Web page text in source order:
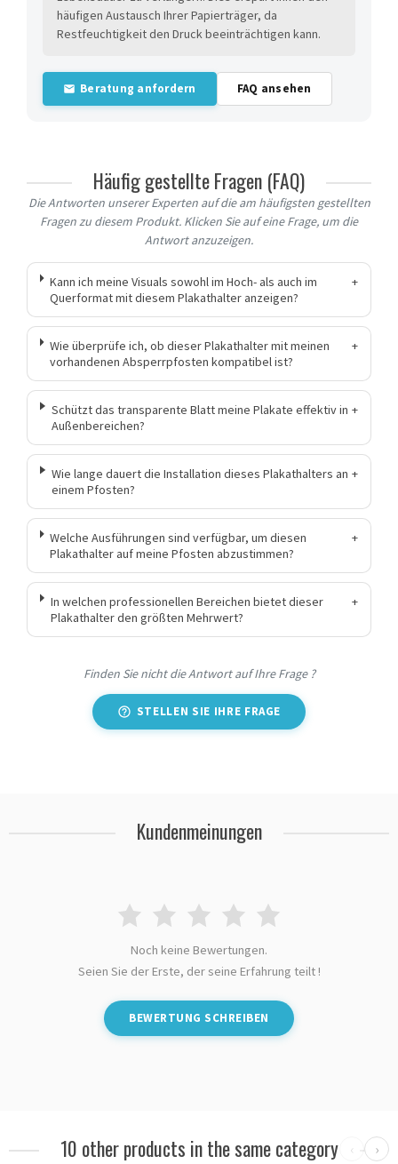
häufigen Austausch Ihrer Papierträger, da
Restfeuchtigkeit den Druck beeinträchtigen kann.
Beratung anfordern FAQ ansehen
Häufig gestellte Fragen (FAQ)
Die Antworten unserer Experten auf die am häufigsten gestellten
Fragen zu diesem Produkt. Klicken Sie auf eine Frage, um die
Antwort anzuzeigen.
Kann ich meine Visuals sowohl im Hoch- als auch im
Querformat mit diesem Plakathalter anzeigen?
+
Wie überprüfe ich, ob dieser Plakathalter mit meinen
vorhandenen Absperrpfosten kompatibel ist?
+
Schützt das transparente Blatt meine Plakate effektiv in
Außenbereichen?
+
Wie lange dauert die Installation dieses Plakathalters an
einem Pfosten?
+
Welche Ausführungen sind verfügbar, um diesen
Plakathalter auf meine Pfosten abzustimmen?
+
In welchen professionellen Bereichen bietet dieser
Plakathalter den größten Mehrwert?
+
Finden Sie nicht die Antwort auf Ihre Frage ?
STELLEN SIE IHRE FRAGE
Kundenmeinungen
Noch keine Bewertungen.
Seien Sie der Erste, der seine Erfahrung teilt !
BEWERTUNG SCHREIBEN
10 other products in the same category ‹ ›